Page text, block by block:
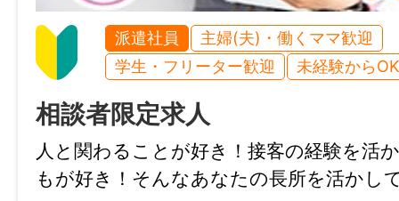
・定年制：あり（65歳）
・再雇用制度：なし
・固定残業代制：あり
【固定残業代の内訳】
月給：250,000円
※時間外労働の有無にかかわらず､30時間分
しての50,000円を含む。
派遣社員
主婦(夫)・働くママ歓迎
学生・フリーター歓迎
未経験からOK
相談者限定求人
人と関わることが好き！接客の経験を活
もが好き！そんなあなたの長所を活かし